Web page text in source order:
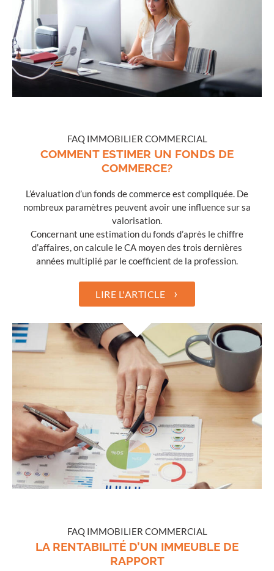
FAQ IMMOBILIER COMMERCIAL
COMMENT ESTIMER UN FONDS DE
COMMERCE?
L’évaluation d’un fonds de commerce est compliquée. De
nombreux paramètres peuvent avoir une influence sur sa
valorisation.
Concernant une estimation du fonds d’après le chiffre
d’affaires, on calcule le CA moyen des trois dernières
années multiplié par le coefficient de la profession.
LIRE L'ARTICLE ›
FAQ IMMOBILIER COMMERCIAL
LA RENTABILITÉ D’UN IMMEUBLE DE
RAPPORT